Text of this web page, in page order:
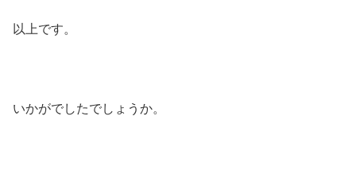
以上です。
いかがでしたでしょうか。